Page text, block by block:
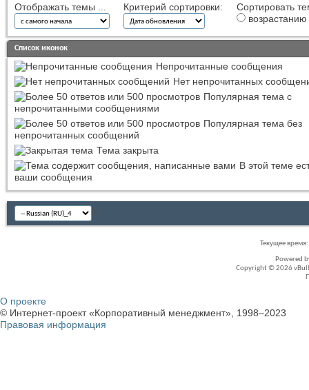
Отображать темы ... Критерий сортировки:
Сортировать
возрастанию
Список иконок
Непрочитанные сообщения
Нет непрочитанных
Популярная тема с
непрочитанными сообщениями
Популярная тема без
непрочитанных сообщений
Тема закрыта
В этой теме
ваши сообщения
Текущее время:
Powered
Copyright © 2026
О проекте
© Интернет-проект «Корпоративный менеджмент», 1998–2023
Правовая информация